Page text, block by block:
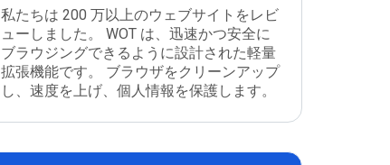
私たちは 200 万以上のウェブサイトをレビ
ューしました。 WOT は、迅速かつ安全に
ブラウジングできるように設計された軽量
拡張機能です。 ブラウザをクリーンアップ
し、速度を上げ、個人情報を保護します。